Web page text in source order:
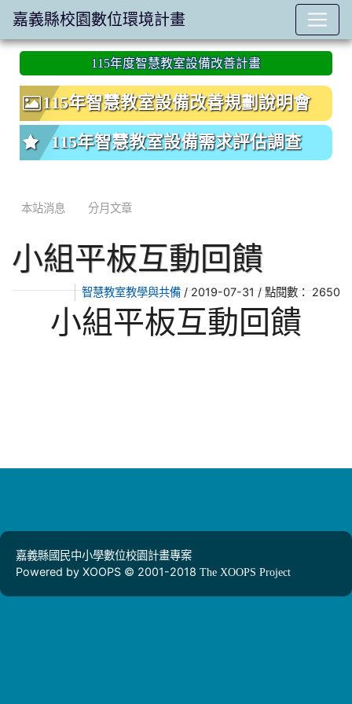
:::
115年度智慧教室設備改善計畫
115年智慧教室設備改善規劃說明會
115年智慧教室設備需求評估調查
本站消息 分月文章
小組平板互動回饋
智慧教室教學與共備/ 2019-07-31 / 點閱數： 2650
小組平板互動回饋
嘉義縣國民中小學數位校園計畫專案
Powered by XOOPS © 2001-2018 The XOOPS Project
嘉義縣校園數位環境計畫